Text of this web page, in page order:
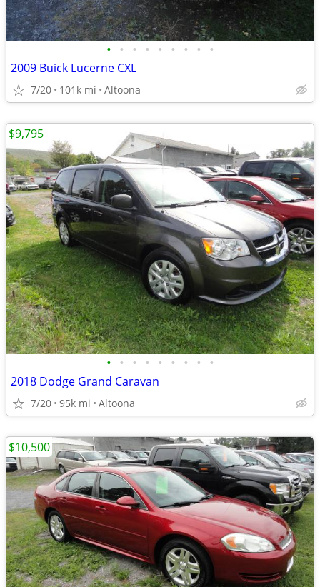
• • • • • • • • •
2009 Buick Lucerne CXL
7/20 101k mi Altoona
• • • • • • • • •
2018 Dodge Grand Caravan
7/20 95k mi Altoona
$9,795
$10,500